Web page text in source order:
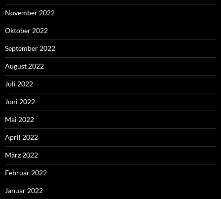
November 2022
Oktober 2022
September 2022
August 2022
Juli 2022
Juni 2022
Mai 2022
April 2022
März 2022
Februar 2022
Januar 2022